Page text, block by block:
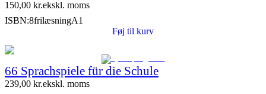
150,00 kr.ekskl. moms
ISBN:8frilæsningA1
Føj til kurv
66 Sprachspiele für die Schule
239,00 kr.ekskl. moms